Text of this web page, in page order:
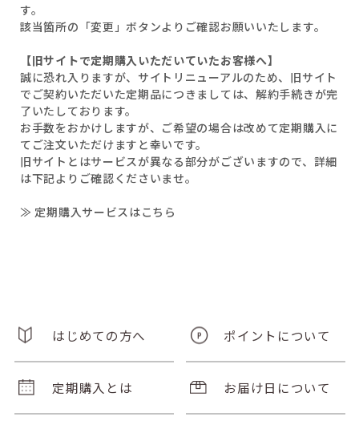
す。
該当箇所の「変更」ボタンよりご確認お願いいたします。
【旧サイトで定期購入いただいていたお客様へ】
誠に恐れ入りますが、サイトリニューアルのため、旧サイト
でご契約いただいた定期品につきましては、解約手続きが完
了いたしております。
お手数をおかけしますが、ご希望の場合は改めて定期購入に
てご注文いただけますと幸いです。
旧サイトとはサービスが異なる部分がございますので、詳細
は下記よりご確認くださいませ。
≫ 定期購入サービスはこちら
はじめての方へ ポイントについて
定期購入とは お届け日について